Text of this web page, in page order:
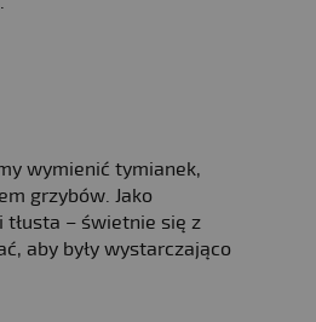
wymienić tymianek,
grzybów. Jako
tłusta – świetnie się z
aby były wystarczająco